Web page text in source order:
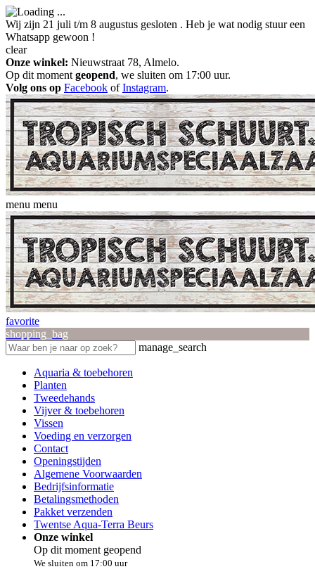
Wij zijn 21 juli t/m 8 augustus gesloten . Heb je wat nodig stuur een
Whatsapp gewoon !
clear
Onze winkel: Nieuwstraat 78, Almelo.
Op dit moment geopend, we sluiten om 17:00 uur.
Volg ons op Facebook ofInstagram.
menu menu
favorite
shopping_bag
manage_search
Aquaria & toebehoren
Planten
Tweedehands
Vijver & toebehoren
Vissen
Voeding en verzorgen
Contact
Openingstijden
Algemene Voorwaarden
Bedrijfsinformatie
Betalingsmethoden
Pakket verzenden
Twentse Aqua-Terra Beurs
Onze winkel
Op dit moment geopend
We sluiten om 17:00 uur